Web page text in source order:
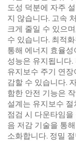
도성 덕분에 자주
지 않습니다. 고속
크게 줄일 수 있으
수 있습니다. 최적
통해 에너지 효율
성능은 유지됩니다
유지보수 주기 연
감할 수 있습니다.
함한 안전 기능은
설계는 유지보수
점검 시 다운타임
음 저감 기술을 통
소화합니다. 정밀